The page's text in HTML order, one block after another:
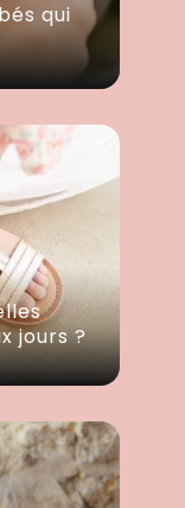
qui
jours ?